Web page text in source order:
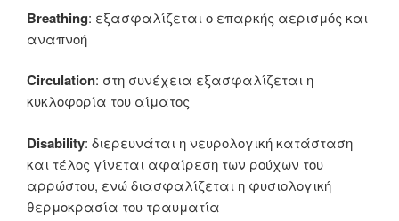
Breathing: εξασφαλίζεται ο επαρκής αερισμός και
αναπνοή
Circulation: στη συνέχεια εξασφαλίζεται η
κυκλοφορία του αίματος
Disability: διερευνάται η νευρολογική κατάσταση
και τέλος γίνεται αφαίρεση των ρούχων του
αρρώστου, ενώ διασφαλίζεται η φυσιολογική
θερμοκρασία του τραυματία